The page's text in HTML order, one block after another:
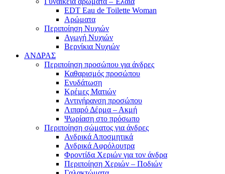
EDT Eau de Toilette Woman
Αρώματα
Περιποίηση Νυχιών
Αγωγή Νυχιών
Βερνίκια Νυχιών
ΑΝΔΡΑΣ
Περιποίηση προσώπου για άνδρες
Καθαρισμός προσώπου
Ενυδάτωση
Κρέμες Ματιών
Αντιγήρανση προσώπου
Λιπαρό Δέρμα – Ακμή
Ψωρίαση στο πρόσωπο
Περιποίηση σώματος για άνδρες
Ανδρικά Αποσμητικά
Ανδρικά Αφρόλουτρα
Φροντίδα Χεριών για τον άνδρα
Περιποίηση Χεριών – Ποδιών